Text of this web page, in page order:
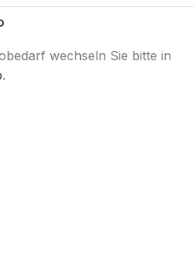
wechseln Sie bitte in
.